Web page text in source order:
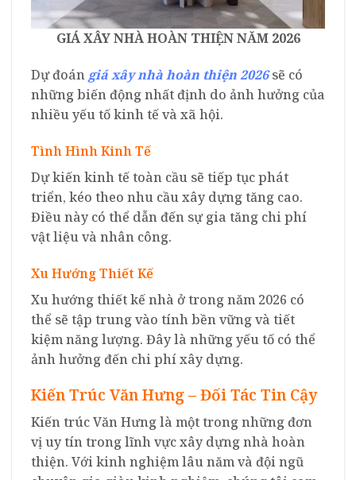
GIÁ XÂY NHÀ HOÀN THIỆN NĂM 2026
Dự đoán giá xây nhà hoàn thiện 2026sẽ có
những biến động nhất định do ảnh hưởng của
nhiều yếu tố kinh tế và xã hội.
Tình Hình Kinh Tế
Dự kiến kinh tế toàn cầu sẽ tiếp tục phát
triển, kéo theo nhu cầu xây dựng tăng cao.
Điều này có thể dẫn đến sự gia tăng chi phí
vật liệu và nhân công.
Xu Hướng Thiết Kế
Xu hướng thiết kế nhà ở trong năm 2026 có
thể sẽ tập trung vào tính bền vững và tiết
kiệm năng lượng. Đây là những yếu tố có thể
ảnh hưởng đến chi phí xây dựng.
Kiến Trúc Văn Hưng – Đối Tác Tin Cậy
Kiến trúc Văn Hưng là một trong những đơn
vị uy tín trong lĩnh vực xây dựng nhà hoàn
thiện. Với kinh nghiệm lâu năm và đội ngũ